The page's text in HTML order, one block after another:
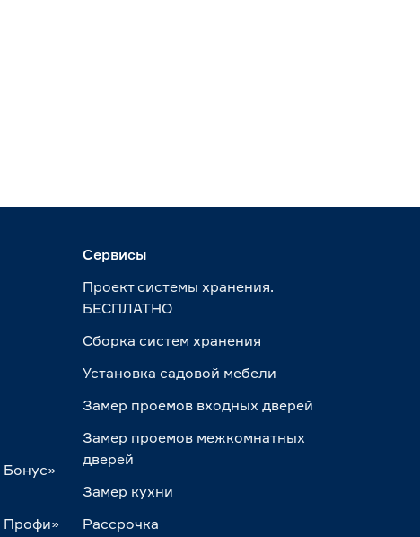
Бонус»
Профи»
Сервисы
Проект системы хранения.
БЕСПЛАТНО
Сборка систем хранения
Установка садовой мебели
Замер проемов входных дверей
Замер проемов межкомнатных
дверей
Замер кухни
Рассрочка